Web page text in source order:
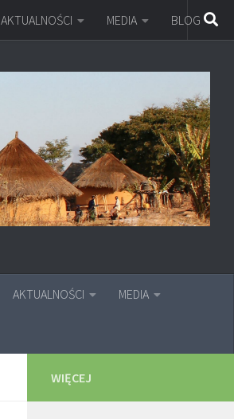
AKTUALNOŚCI MEDIA BLOG
AKTUALNOŚCI MEDIA
WIĘCEJ